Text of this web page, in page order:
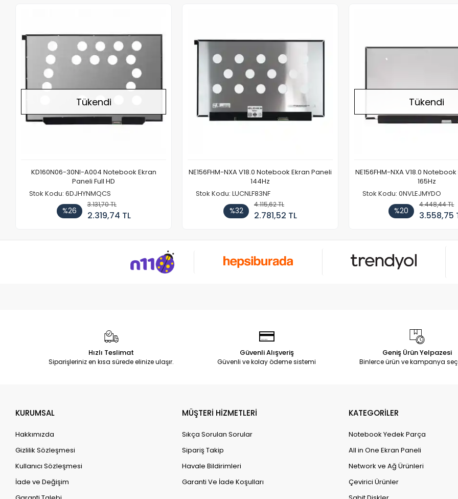
Tükendi
KD160N06-30NI-A004 Notebook Ekran
Paneli Full HD
Stok Kodu: 6DJHYNMQCS
%26
3.131,70 TL
2.319,74 TL
NE156FHM-NXA V18.0 Notebook Ekran Paneli
144Hz
Stok Kodu: LUCNLF83NF
%32
4.115,62 TL
2.781,52 TL
Tükendi
NE156FHM-NXA V18.0
165Hz
Stok Kodu: 0NVLEJMYDO
%20
4.448,44 TL
3.558,75
Hızlı Teslimat
Siparişleriniz en kısa sürede elinize ulaşır.
Güvenli Alışveriş
Güvenli ve kolay ödeme sistemi
Geniş Ürün Yelpazesi
Binlerce ürün ve kampanya
KURUMSAL
Hakkımızda
Gizlilik Sözleşmesi
Kullanıcı Sözleşmesi
İade ve Değişim
MÜŞTERİ HİZMETLERİ
Sıkça Sorulan Sorular
Sipariş Takip
Havale Bildirimleri
Garanti Ve İade Koşulları
KATEGORİLER
Notebook Yedek Parça
All in One Ekran Paneli
Network ve Ağ Ürünleri
Çevirici Ürünler